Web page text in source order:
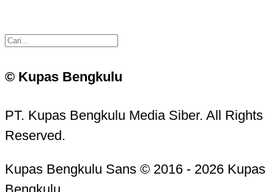
© Kupas Bengkulu
PT. Kupas Bengkulu Media Siber. All Rights
Reserved.
Kupas Bengkulu Sans © 2016 - 2026 Kupas